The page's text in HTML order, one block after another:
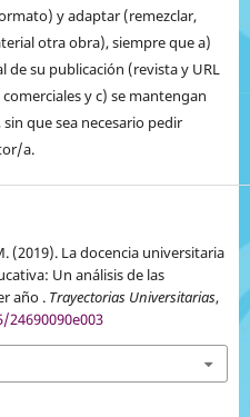
y adaptar (remezclar,
otra obra), siempre que a)
de su publicación (revista y URL
y c) se mantengan
que sea necesario pedir
a.
(2019). La docencia universitaria
Un análisis de las
año . Trayectorias Universitarias,